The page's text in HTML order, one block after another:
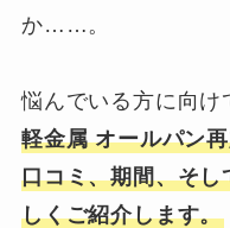
か……。
悩んでいる方に向け
軽金属 オールパン
口コミ、期間、そ
しくご紹介します。